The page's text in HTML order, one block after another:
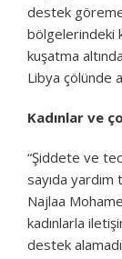
destek
bölgelerindeki
kuşatma
Libya çölünde
Kadınlar ve
“Şiddete ve
sayıda
Najlaa
kadınlarla
destek